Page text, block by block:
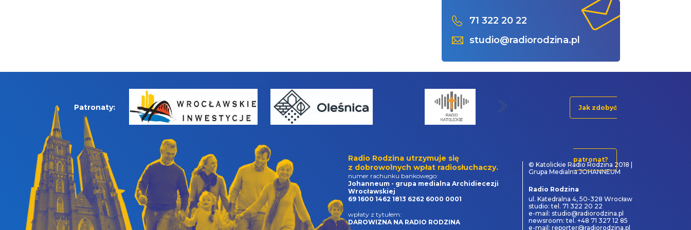
71 322 20 22
studio@radiorodzina.pl
Patronaty: Jak zdobyć
patronat?
Radio Rodzina utrzymuje się
z dobrowolnych wpłat radiosłuchaczy.
numer rachunku bankowego:
Johanneum - grupa medialna Archidiecezji
Wrocławskiej
69 1600 1462 1813 6262 6000 0001
wpłaty z tytułem:
DAROWIZNA NA RADIO RODZINA
© Katolickie Radio Rodzina 2018 |
Grupa Medialna JOHANNEUM
Radio Rodzina
ul. Katedralna 4, 50-328 Wrocław
studio: tel. 71 322 20 22
e-mail: studio@radiorodzina.pl
newsroom: tel. +48 71 327 12 85
e-mail: reporter@radiorodzina.pl